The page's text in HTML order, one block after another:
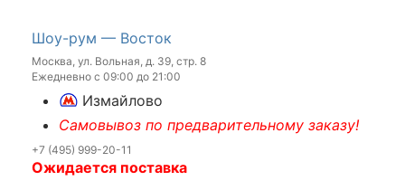
Шоу-рум — Восток
Москва, ул. Вольная, д. 39, стр. 8
Ежедневно с 09:00 до 21:00
Измайлово
Самовывоз по предварительному заказу!
+7 (495) 999-20-11
Ожидается поставка